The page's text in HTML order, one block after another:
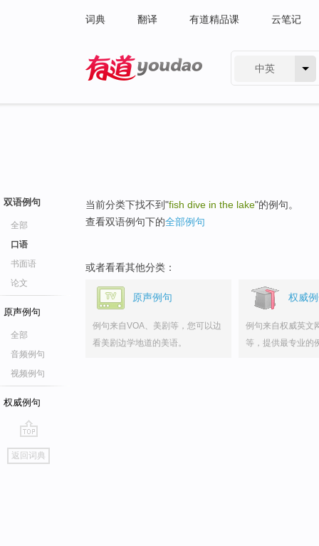
词典 翻译 有道精品课 云笔记
中英
双语例句
全部
口语
书面语
论文
原声例句
全部
音频例句
视频例句
权威例句
go
top
返回词典
当前分类下找不到"fish dive in the lake"的例句。
查看双语例句下的全部例句
或者看看其他分类：
原声例句
例句来自VOA、美剧等，您可以边
看美剧边学地道的美语。
权威
例句来自权威英文
等，提供最专业的